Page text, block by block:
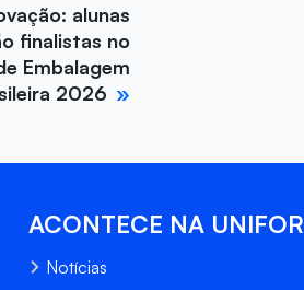
alunas
finalistas no
Embalagem
2026
ACONTECE NA UNIFOR
Notícias